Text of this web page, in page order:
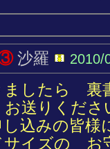
沙羅 2010/
ましたら
送りくださ
込みの皆様
イズの お